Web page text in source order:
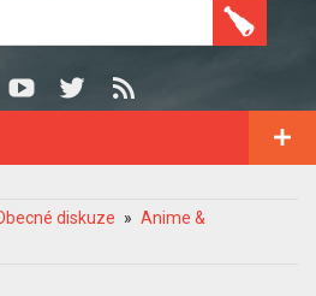
diskuze
Anime &